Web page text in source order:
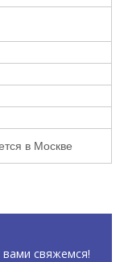
в Москве
свяжемся!